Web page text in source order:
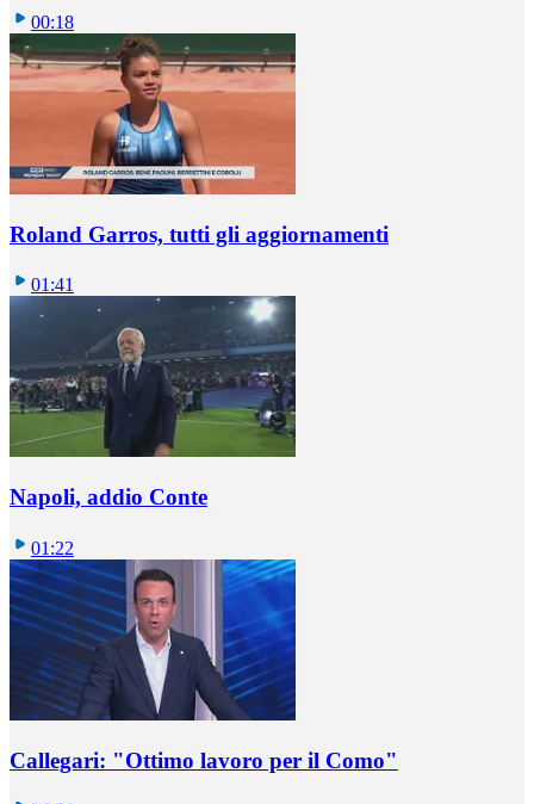
00:18
Roland Garros, tutti gli aggiornamenti
01:41
Napoli, addio Conte
01:22
Callegari: "Ottimo lavoro per il Como"